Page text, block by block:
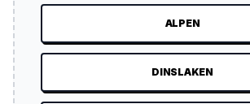
ALPEN
DINSLAKEN